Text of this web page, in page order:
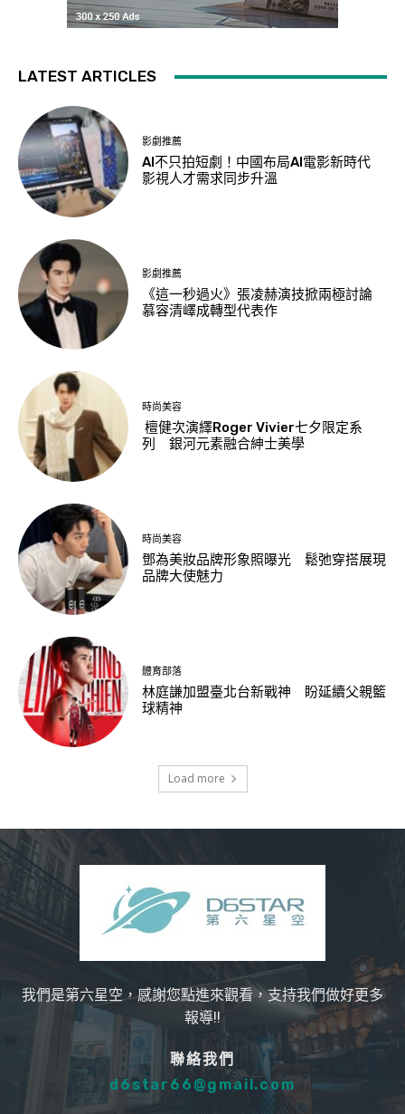
LATEST ARTICLES
影劇推薦
AI不只拍短劇！中國布局AI電影新時代
影視人才需求同步升溫
影劇推薦
《這一秒過火》張凌赫演技掀兩極討論
慕容清嶧成轉型代表作
時尚美容
檀健次演繹Roger Vivier七夕限定系
列 銀河元素融合紳士美學
時尚美容
鄧為美妝品牌形象照曝光 鬆弛穿搭展現
品牌大使魅力
體育部落
林庭謙加盟臺北台新戰神 盼延續父親籃
球精神
Load more
我們是第六星空，感謝您點進來觀看，支持我們做好更多
報導!!
聯絡我們
d6star66@gmail.com